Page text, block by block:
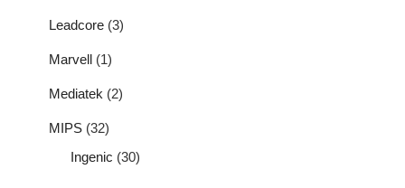
Leadcore (3)
Marvell (1)
Mediatek (2)
MIPS (32)
Ingenic (30)